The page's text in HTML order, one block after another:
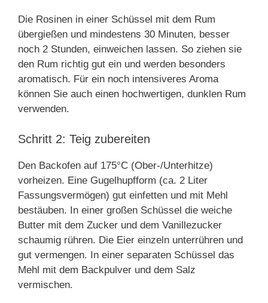
Die Rosinen in einer Schüssel mit dem Rum
übergießen und mindestens 30 Minuten, besser
noch 2 Stunden, einweichen lassen. So ziehen sie
den Rum richtig gut ein und werden besonders
aromatisch. Für ein noch intensiveres Aroma
können Sie auch einen hochwertigen, dunklen Rum
verwenden.
Schritt 2: Teig zubereiten
Den Backofen auf 175°C (Ober-/Unterhitze)
vorheizen. Eine Gugelhupfform (ca. 2 Liter
Fassungsvermögen) gut einfetten und mit Mehl
bestäuben. In einer großen Schüssel die weiche
Butter mit dem Zucker und dem Vanillezucker
schaumig rühren. Die Eier einzeln unterrühren und
gut vermengen. In einer separaten Schüssel das
Mehl mit dem Backpulver und dem Salz
vermischen.